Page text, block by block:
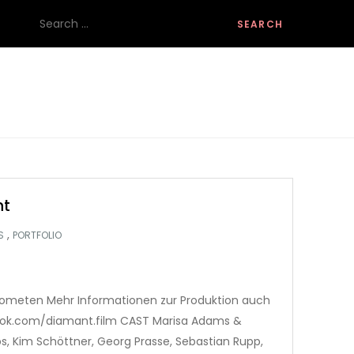
for:
, PORTFOLIO
Mehr Informationen zur Produktion auch
diamant.film CAST Marisa Adams &
Kim Schöttner, Georg Prasse, Sebastian Rupp,